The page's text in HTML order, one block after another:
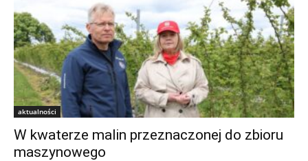
aktualności
W kwaterze malin przeznaczonej do zbioru
maszynowego